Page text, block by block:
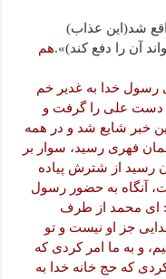
شد(این عذاب)
آن را دفع کند)».هم
رسول خدا به غدیر خم
دست علی را گرفت و
خبر شایع شد و در همه
فهری رسید، سوار بر
رسید از شترش پیاده
آنگاه به حضور رسول
ای محمد از طرف
جز او نیست و تو
و به ما امر کردی که
کردی که حج خانه خدا به